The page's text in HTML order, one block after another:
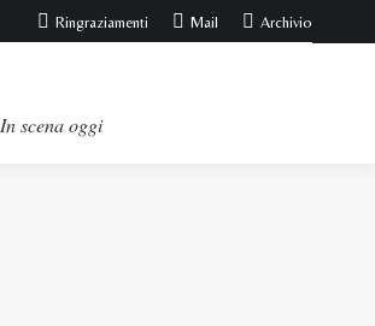
Ringraziamenti Mail Archivio
In scena oggi